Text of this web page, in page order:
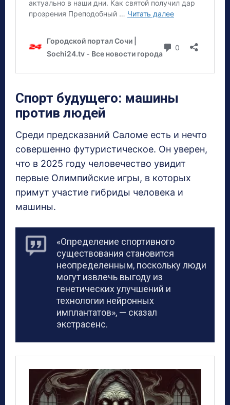
Спорт будущего: машины
против людей
Среди предсказаний Саломе есть и нечто
совершенно футуристическое. Он уверен,
что в 2025 году человечество увидит
первые Олимпийские игры, в которых
примут участие гибриды человека и
машины.
«Определение спортивного
существования становится
неопределенным, поскольку люди
могут извлечь выгоду из
генетических улучшений и
технологии нейронных
имплантатов», — сказал
экстрасенс.